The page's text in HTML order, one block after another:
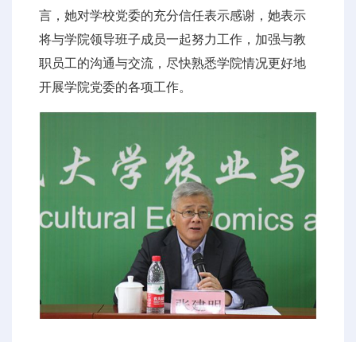
言，她对学校党委的充分信任表示感谢，她表示
将与学院领导班子成员一起努力工作，加强与教
职员工的沟通与交流，尽快熟悉学院情况更好地
开展学院党委的各项工作。